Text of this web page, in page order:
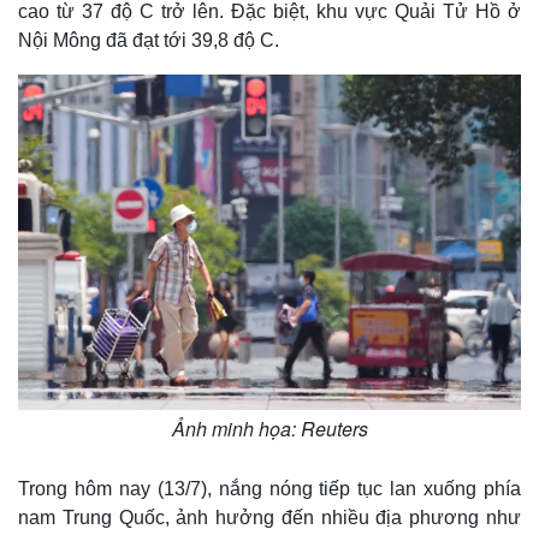
i
i
n
g
T
i
m
e
cao từ 37 độ C trở lên. Đặc biệt, khu vực Quải Tử Hồ ở
Nội Mông đã đạt tới 39,8 độ C.
Ảnh minh họa: Reuters
Trong hôm nay (13/7), nắng nóng tiếp tục lan xuống phía
nam Trung Quốc, ảnh hưởng đến nhiều địa phương như